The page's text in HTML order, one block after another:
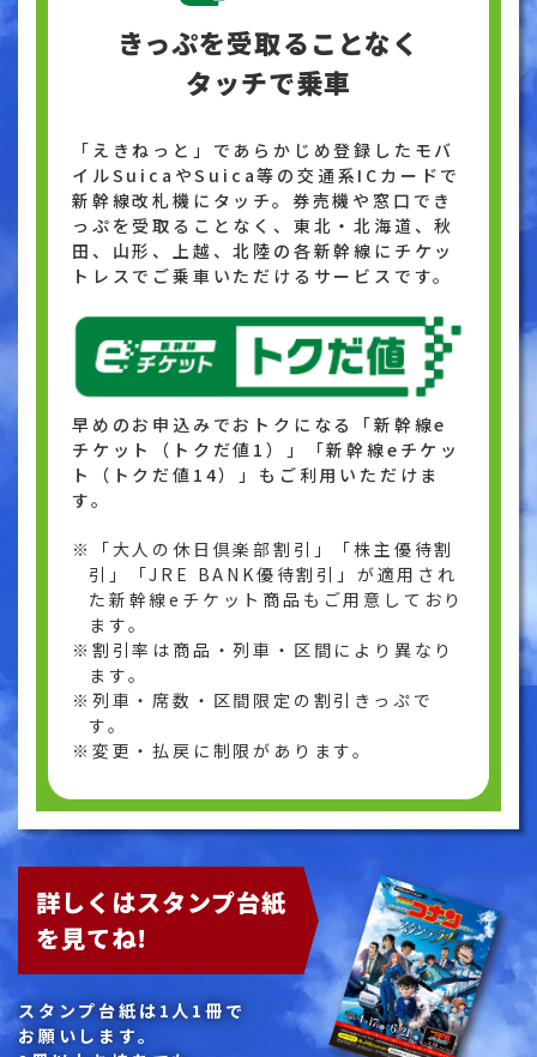
きっぷを受取ることなく
タッチで乗車
「えきねっと」であらかじめ登録したモバ
イルSuicaやSuica等の交通系ICカードで
新幹線改札機にタッチ。券売機や窓口でき
っぷを受取ることなく、東北・北海道、秋
田、山形、上越、北陸の各新幹線にチケッ
トレスでご乗車いただけるサービスです。
早めのお申込みでおトクになる「新幹線e
チケット（トクだ値1）」「新幹線eチケッ
ト（トクだ値14）」もご利用いただけま
す。
「大人の休日倶楽部割引」「株主優待割
引」「JRE BANK優待割引」が適用され
た新幹線eチケット商品もご用意しており
ます。
割引率は商品・列車・区間により異なり
ます。
列車・席数・区間限定の割引きっぷで
す。
変更・払戻に制限があります。
詳しくはスタンプ台紙
を見てね!
スタンプ台紙は1人1冊で
お願いします。